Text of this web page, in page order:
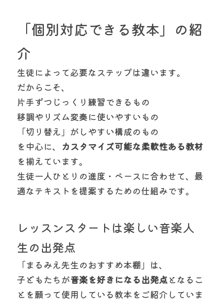
「個別対応できる教本」の紹
介
生徒によって必要なステップは違います。
だからこそ、
片手ずつじっくり練習できるもの
移調やリズム変奏に使いやすいもの
「切り替え」がしやすい構成のもの
を中心に、
カスタマイズ可能な柔軟性ある教材
を揃えています。
生徒一人ひとりの進度・ペースに合わせて、最
適なテキストを提案するための仕組みです。
レッスンスタートは楽しい音楽人
生の出発点
「まるみえ先生のおすすめ本棚」は、
子どもたちが音楽を好きになる出発点となるこ
とを願って使用している教本をご紹介していま